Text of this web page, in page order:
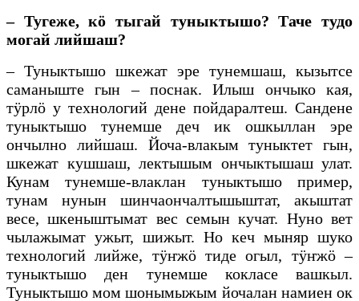
– Тугеже, кӧ тыгай туныктышо? Таче тудо
могай лийшаш?
– Туныктышо шкежат эре тунемшаш, кызытсе
саманыште гын – поснак. Илыш ончыко кая,
тӱрлӧ у технологий дене пойдаралтеш. Сандене
туныктышо тунемше деч ик ошкыллан эре
ончылно лийшаш. Йоча-влакым туныктет гын,
шкежат кушшаш, лектышым ончыктышаш улат.
Кунам тунемше-влаклан туныктышо пример,
тунам нунын шинчаончалтышыштат, акыштат
весе, шкеныштымат вес семын кучат. Нуно вет
чылажымат ужыт, шижыт. Но кеч мыняр шуко
технологий лийже, тӱҥжӧ тиде огыл, тӱҥжӧ –
туныктышо ден тунемше кокласе вашкыл.
Туныктышо мом шонымыжым йочалан намиен ок